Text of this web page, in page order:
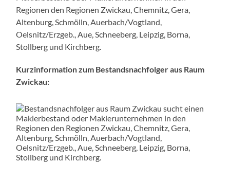
Regionen den Regionen Zwickau, Chemnitz, Gera,
Altenburg, Schmölln, Auerbach/Vogtland,
Oelsnitz/Erzgeb., Aue, Schneeberg, Leipzig, Borna,
Stollberg und Kirchberg.
Kurzinformation zum Bestandsnachfolger aus Raum
Zwickau: